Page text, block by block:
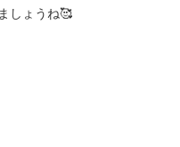
しょうね🥰